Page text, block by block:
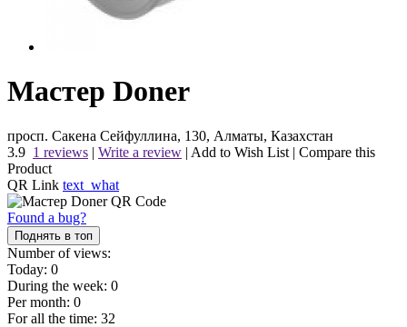
Мастер Doner
просп. Сакена Сейфуллина, 130, Алматы, Казахстан
3.9 1 reviews | Write a review | Add to Wish List | Compare this
Product
QR Link text_what
Found a bug?
Поднять в топ
Number of views:
Today: 0
During the week: 0
Per month: 0
For all the time: 32